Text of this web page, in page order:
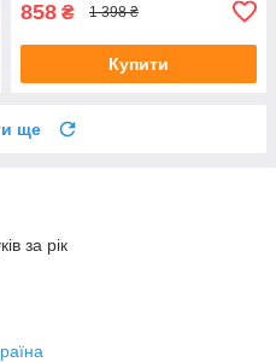
858 ₴ 1 398 ₴
Купити
ще
за рік